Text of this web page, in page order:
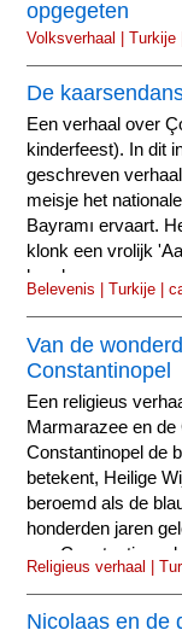
opgegeten
Volksverhaal | Turkije
De
Een verhaal over
kinderfeest). In dit
geschreven
meisje het
Bayramı ervaart.
klonk een vrolijk
handen.
Belevenis | Turkije |
Van de
Constantinopel
Een religieus
Marmarazee en
Constantinopel de
betekent, Heilige
beroemd als de
honderden jaren
nog Constantinopel
Religieus verhaal |
Nicolaas en de